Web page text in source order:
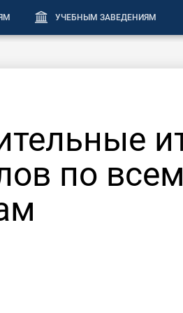
УЧЕБНЫМ ЗАВЕДЕНИЯМ
по